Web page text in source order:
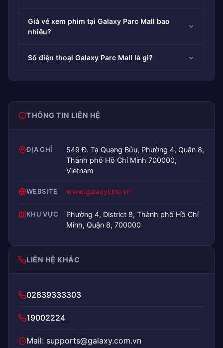
Giá vé xem phim tại Galaxy Parc Mall bao
nhiêu?
Số điện thoại Galaxy Parc Mall là gì?
THÔNG TIN LIÊN HỆ
ĐỊA CHỈ
549 Đ. Tạ Quang Bửu, Phường 4, Quận 8,
Thành phố Hồ Chí Minh 700000,
Vietnam
WEBSITE www.galaxycine.vn
KHU VỰC
Phường 4, District 8, Thành phố Hồ Chí
Minh, Quận 8, 700000
LIÊN HỆ KHÁC
02839333303
19002224
Mail: supports@galaxy.com.vn